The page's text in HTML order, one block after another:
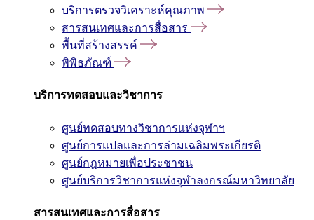
บริการตรวจวิเคราะห์คุณภาพ
สารสนเทศและการสื่อสาร
พื้นที่สร้างสรรค์
พิพิธภัณฑ์
บริการทดสอบและวิชาการ
ศูนย์ทดสอบทางวิชาการแห่งจุฬาฯ
ศูนย์การแปลและการล่ามเฉลิมพระเกียรติ
ศูนย์กฎหมายเพื่อประชาชน
ศูนย์บริการวิชาการแห่งจุฬาลงกรณ์มหาวิทยาลัย
สารสนเทศและการสื่อสาร